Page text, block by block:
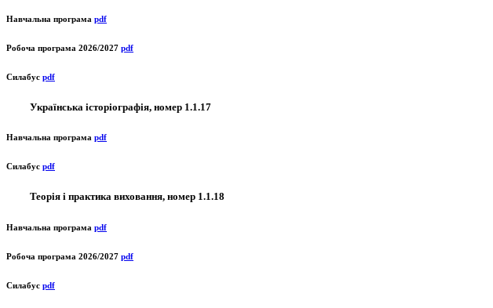
Навчальна програма pdf
Робоча програма 2026/2027 pdf
Силабус pdf
Українська історіографія, номер 1.1.17
Навчальна програма pdf
Силабус pdf
Теорія і практика виховання, номер 1.1.18
Навчальна програма pdf
Робоча програма 2026/2027 pdf
Силабус pdf